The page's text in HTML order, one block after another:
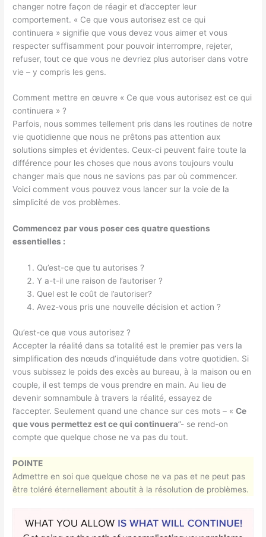
changer notre façon de réagir et d’accepter leur
comportement. « Ce que vous autorisez est ce qui
continuera » signifie que vous devez vous aimer et vous
respecter suffisamment pour pouvoir interrompre, rejeter,
refuser, tout ce que vous ne devriez plus autoriser dans votre
vie – y compris les gens.
Comment mettre en œuvre « Ce que vous autorisez est ce qui
continuera » ?
Parfois, nous sommes tellement pris dans les routines de notre
vie quotidienne que nous ne prêtons pas attention aux
solutions simples et évidentes. Ceux-ci peuvent faire toute la
différence pour les choses que nous avons toujours voulu
changer mais que nous ne savions pas par où commencer.
Voici comment vous pouvez vous lancer sur la voie de la
simplicité de vos problèmes.
Commencez par vous poser ces quatre questions
essentielles :
Qu’est-ce que tu autorises ?
Y a-t-il une raison de l’autoriser ?
Quel est le coût de l’autoriser?
Avez-vous pris une nouvelle décision et action ?
Qu’est-ce que vous autorisez ?
Accepter la réalité dans sa totalité est le premier pas vers la
simplification des nœuds d’inquiétude dans votre quotidien. Si
vous subissez le poids des excès au bureau, à la maison ou en
couple, il est temps de vous prendre en main. Au lieu de
devenir somnambule à travers la réalité, essayez de
l’accepter. Seulement quand une chance sur ces mots – «Ce
que vous permettez est ce qui continuera”- se rend-on
compte que quelque chose ne va pas du tout.
POINTE
Admettre en soi que quelque chose ne va pas et ne peut pas
être toléré éternellement aboutit à la résolution de problèmes.